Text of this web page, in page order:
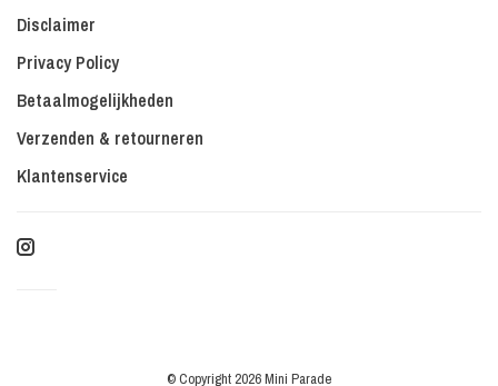
Disclaimer
Privacy Policy
Betaalmogelijkheden
Verzenden & retourneren
Klantenservice
© Copyright 2026 Mini Parade